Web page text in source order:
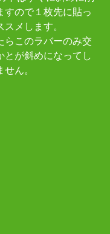
すので１枚先に貼っ
メします。
らこのラバーのみ交
とが斜めになってし
ん。